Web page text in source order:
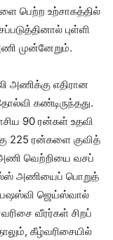
பெற்ற உற்​சாகத்​தில்
புள்​ளி​
முன்​னேறும்.
அணிக்கு எதிரான
கண்​டிருந்​தது.
90 ரன்​கள் உதவி​
225 ரன்​களை குவித்​
வெற்​றியை வசப்​
அணி​யைப் பொறுத்​
ஜெய்​ஸ்​வால்
வீரர்​கள் சிறப்​
கீழ்​வரிசை​யில்